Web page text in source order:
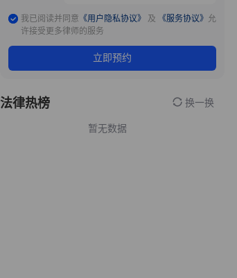
我已阅读并同意 《用户隐私协议》 及 《服务协议》 允
许接受更多律师的服务
立即预约
法律热榜 换一换
暂无数据